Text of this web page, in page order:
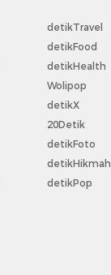
detikTravel
detikFood
detikHealth
Wolipop
detikX
20Detik
detikFoto
detikHikmah
detikPop